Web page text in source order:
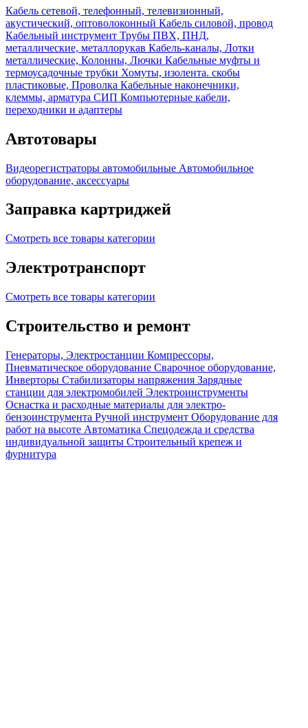
Кабель сетевой, телефонный, телевизионный,
акустический, оптоволоконный Кабель силовой, провод
Кабельный инструмент Трубы ПВХ, ПНД,
металлические, металлорукав Кабель-каналы, Лотки
металлические, Колонны, Лючки Кабельные муфты и
термоусадочные трубки Хомуты, изолента. скобы
пластиковые, Проволка Кабельные наконечники,
клеммы, арматура СИП Компьютерные кабели,
переходники и адаптеры
Автотовары
Видеорегистраторы автомобильные Автомобильное
оборудование, аксессуары
Заправка картриджей
Смотреть все товары категории
Электротранспорт
Смотреть все товары категории
Строительство и ремонт
Генераторы, Электростанции Компрессоры,
Пневматическое оборудование Сварочное оборудование,
Инверторы Стабилизаторы напряжения Зарядные
станции для электромобилей Электроинструменты
Оснастка и расходные материалы для электро-
бензоинструмента Ручной инструмент Оборудование для
работ на высоте Автоматика Спецодежда и средства
индивидуальной защиты Строительный крепеж и
фурнитура